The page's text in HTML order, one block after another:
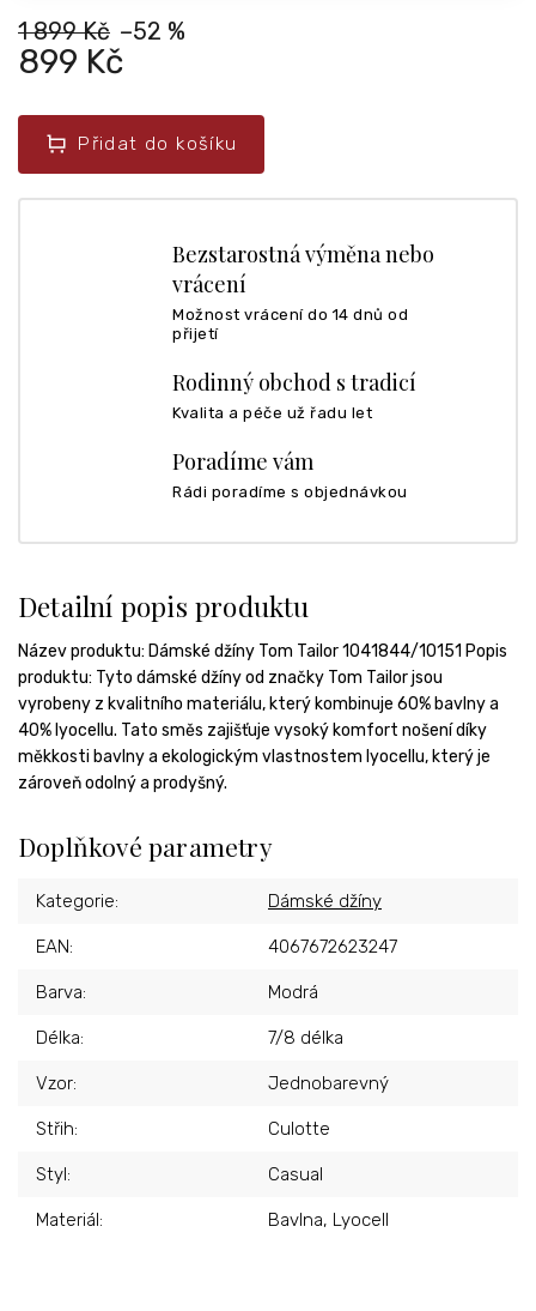
1 899 Kč –52 %
899 Kč
Přidat do košíku
Bezstarostná výměna nebo
vrácení
Možnost vrácení do 14 dnů od
přijetí
Rodinný obchod s tradicí
Kvalita a péče už řadu let
Poradíme vám
Rádi poradíme s objednávkou
Detailní popis produktu
Název produktu: Dámské džíny Tom Tailor 1041844/10151 Popis
produktu: Tyto dámské džíny od značky Tom Tailor jsou
vyrobeny z kvalitního materiálu, který kombinuje 60% bavlny a
40% lyocellu. Tato směs zajišťuje vysoký komfort nošení díky
měkkosti bavlny a ekologickým vlastnostem lyocellu, který je
zároveň odolný a prodyšný.
Doplňkové parametry
Kategorie: Dámské džíny
EAN: 4067672623247
Barva: Modrá
Délka: 7/8 délka
Vzor: Jednobarevný
Střih: Culotte
Styl: Casual
Materiál: Bavlna, Lyocell